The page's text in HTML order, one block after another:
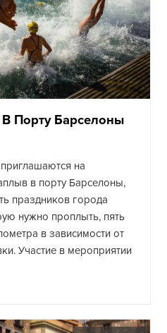
Порту Барселоны
на
в порту Барселоны,
праздников города
нужно проплыть, пять
в зависимости от
Участие в мероприятии